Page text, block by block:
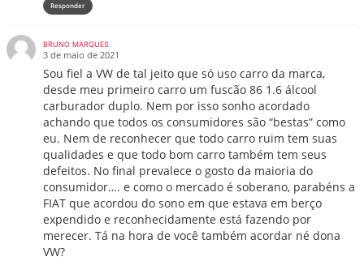
Responder
BRUNO MARQUES
3 de maio de 2021
Sou fiel a VW de tal jeito que só uso carro da marca,
desde meu primeiro carro um fuscão 86 1.6 álcool
carburador duplo. Nem por isso sonho acordado
achando que todos os consumidores são “bestas” como
eu. Nem de reconhecer que todo carro ruim tem suas
qualidades e que todo bom carro também tem seus
defeitos. No final prevalece o gosto da maioria do
consumidor…. e como o mercado é soberano, parabéns a
FIAT que acordou do sono em que estava em berço
expendido e reconhecidamente está fazendo por
merecer. Tá na hora de você também acordar né dona
VW?